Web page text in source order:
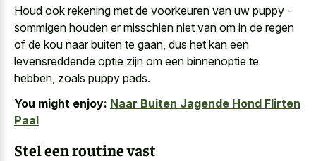
Houd ook rekening met de voorkeuren van uw puppy -
sommigen houden er misschien niet van om in de regen
of de kou naar buiten te gaan, dus het kan een
levensreddende optie zijn om een binnenoptie te
hebben, zoals puppy pads.
You might enjoy: Naar Buiten Jagende Hond Flirten
Paal
Stel een routine vast